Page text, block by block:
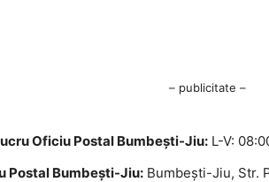
– publicitate –
Oficiu Postal Bumbeşti-Jiu: L-V:
Postal Bumbeşti-Jiu: Bumbeşti-Jiu, Str.